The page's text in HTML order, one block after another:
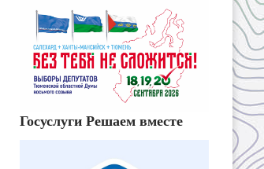
Госуслуги Решаем вместе